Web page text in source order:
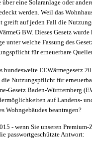
eine Solaranlage oder
werden. Weil das
greift auf jeden Fall die
BW. Dieses Gesetz
unter welche Fassung des
für erneuerbare
bundesweite EEWärmegesetz
Nutzungspflicht für
Gesetz Baden-Württemberg
auf Landens-
Wohngebäudes beantragen?
- wenn Sie unseren
passwortgeschützte Antwort: